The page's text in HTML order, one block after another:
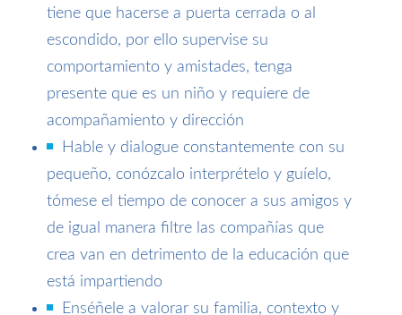
tiene que hacerse a puerta cerrada o al
escondido, por ello supervise su
comportamiento y amistades, tenga
presente que es un niño y requiere de
acompañamiento y dirección
Hable y dialogue constantemente con su
pequeño, conózcalo interprételo y guíelo,
tómese el tiempo de conocer a sus amigos y
de igual manera filtre las compañías que
crea van en detrimento de la educación que
está impartiendo
Enséñele a valorar su familia, contexto y